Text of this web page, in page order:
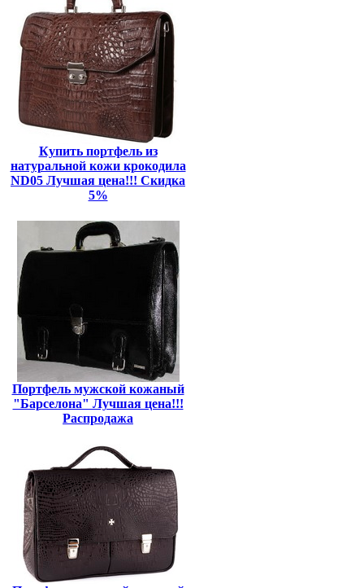
Купить портфель из
натуральной кожи крокодила
ND05 Лучшая цена!!! Скидка
5%
Портфель мужской кожаный
"Барселона" Лучшая цена!!!
Распродажа